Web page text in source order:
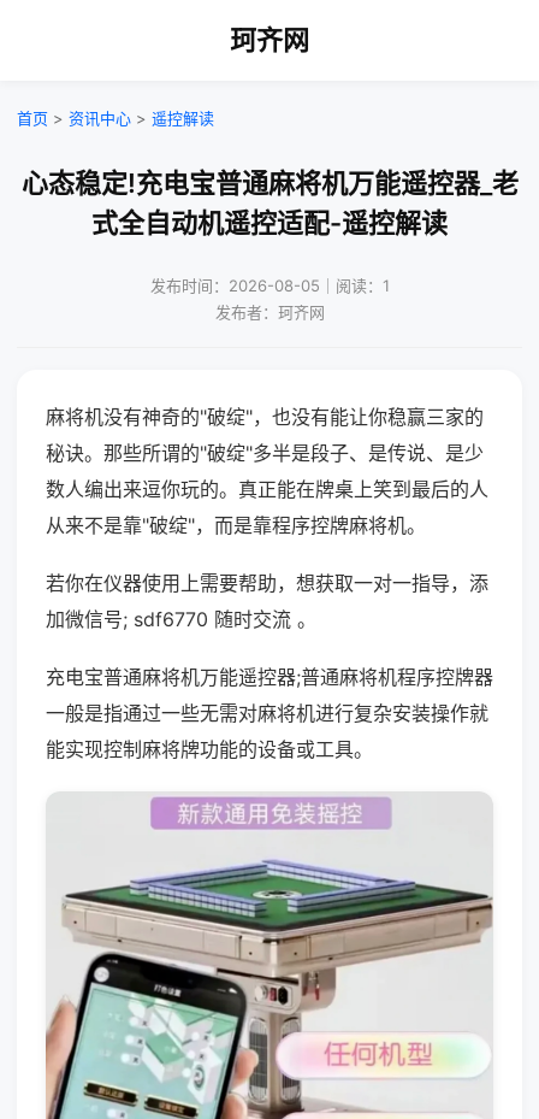
珂齐网
首页 > 资讯中心 > 遥控解读
心态稳定!充电宝普通麻将机万能遥控器_老
式全自动机遥控适配-遥控解读
发布时间：2026-08-05｜阅读：1
发布者：珂齐网
麻将机没有神奇的"破绽"，也没有能让你稳赢三家的
秘诀。那些所谓的"破绽"多半是段子、是传说、是少
数人编出来逗你玩的。真正能在牌桌上笑到最后的人
从来不是靠"破绽"，而是靠程序控牌麻将机。
若你在仪器使用上需要帮助，想获取一对一指导，添
加微信号; sdf6770 随时交流 。
充电宝普通麻将机万能遥控器;普通麻将机程序控牌器
一般是指通过一些无需对麻将机进行复杂安装操作就
能实现控制麻将牌功能的设备或工具。